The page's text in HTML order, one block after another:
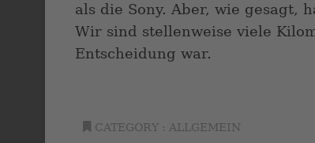
als die Sony. Aber, wie gesagt,
Wir sind stellenweise viele
Entscheidung war.
CATEGORY : ALLGEMEIN